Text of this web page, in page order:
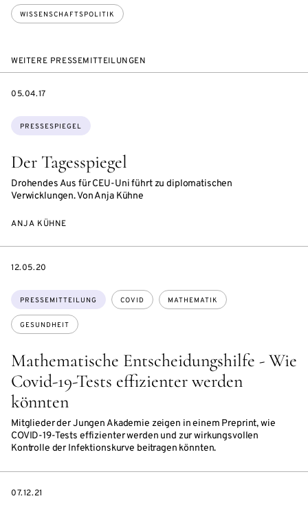
WISSENSCHAFTSPOLITIK
WEITERE PRESSEMITTEILUNGEN
Der Tagesspiegel
Drohendes Aus für CEU-Uni führt zu diplomatischen
Verwicklungen. Von Anja Kühne
Themen:
PRESSESPIEGEL
DATE
05.04.17
ANJA KÜHNE
Mathematische Entscheidungshilfe - Wie
Covid-19-Tests effizienter werden
könnten
Mitglieder der Jungen Akademie zeigen in einem Preprint, wie
COVID-19-Tests effizienter werden und zur wirkungsvollen
Kontrolle der Infektionskurve beitragen könnten.
Themen:
PRESSEMITTEILUNG COVID MATHEMATIK
GESUNDHEIT
DATE
12.05.20
DATE
07.12.21